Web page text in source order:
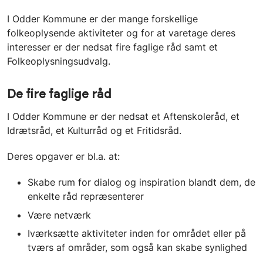
I Odder Kommune er der mange forskellige
folkeoplysende aktiviteter og for at varetage deres
interesser er der nedsat fire faglige råd samt et
Folkeoplysningsudvalg.
De fire faglige råd
I Odder Kommune er der nedsat et Aftenskoleråd, et
Idrætsråd, et Kulturråd og et Fritidsråd.
Deres opgaver er bl.a. at:
Skabe rum for dialog og inspiration blandt dem, de
enkelte råd repræsenterer
Være netværk
Iværksætte aktiviteter inden for området eller på
tværs af områder, som også kan skabe synlighed